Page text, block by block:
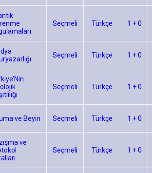
Seçmeli Türkçe 1 + 0
Seçmeli Türkçe 1 + 0
Seçmeli Türkçe 1 + 0
ve Beyin Seçmeli Türkçe 1 + 0
ve
Seçmeli Türkçe 1 + 0